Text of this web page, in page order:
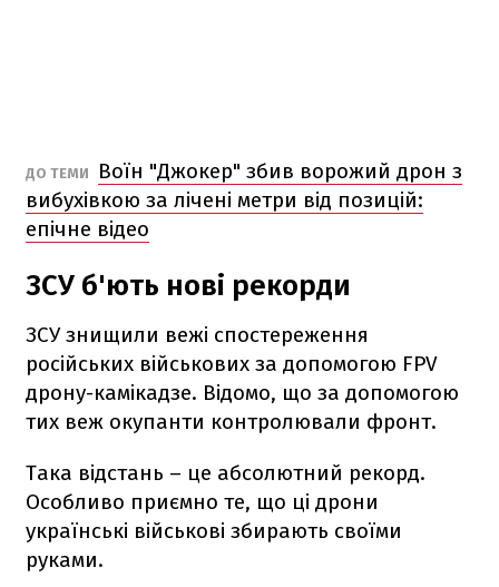
ДО ТЕМИ
Воїн "Джокер" збив ворожий дрон з
вибухівкою за лічені метри від позицій:
епічне відео
ЗСУ б'ють нові рекорди
ЗСУ знищили вежі спостереження
російських військових за допомогою FPV
дрону-камікадзе. Відомо, що за допомогою
тих веж окупанти контролювали фронт.
Така відстань – це абсолютний рекорд.
Особливо приємно те, що ці дрони
українські військові збирають своїми
руками.